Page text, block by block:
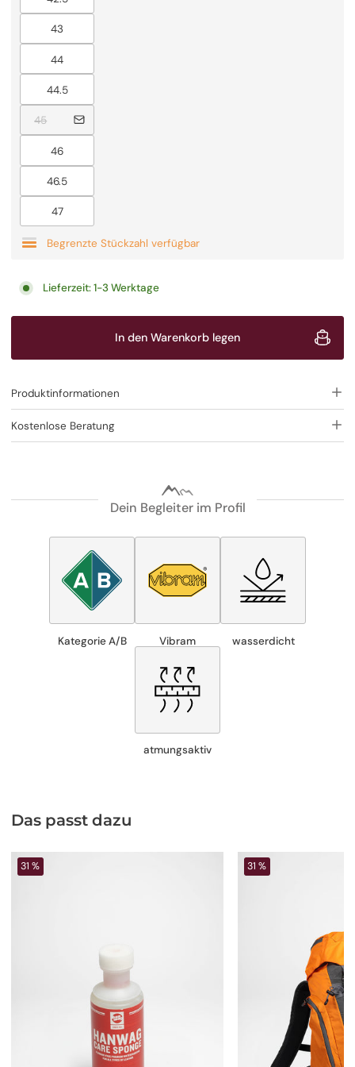
43
44Ausverkauft
44.5Ausverkauft
45Ausverkauft
46Ausverkauft
46.5Ausverkauft
47Ausverkauft
Begrenzte Stückzahl verfügbar
Lieferzeit:1-3 Werktage
In den Warenkorb legen
Produktinformationen
Kostenlose Beratung
Dein Begleiter im Profil
Kategorie A/B Vibram wasserdicht
atmungsaktiv
Das passt dazu
31 % 31 %